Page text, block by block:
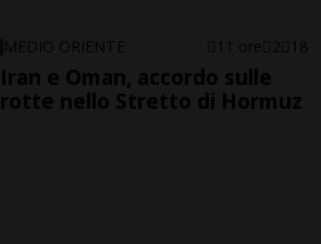
MEDIO ORIENTE 11 ore 2 18
Iran e Oman, accordo sulle
rotte nello Stretto di Hormuz